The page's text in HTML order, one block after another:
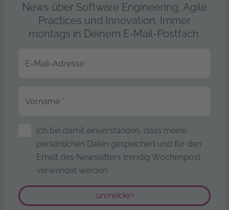
News über Software Engineering, Agile
Practices und Innovation. Immer
montags in Deinem E-Mail-Postfach.
E-Mail-Adresse*
Vorname *
Sicherung personenbezogener
Ich bin damit einverstanden, dass meine
persönlichen Daten gespeichert und für den
Erhalt des Newsletters trendig Wochenpost
verwendet werden.*